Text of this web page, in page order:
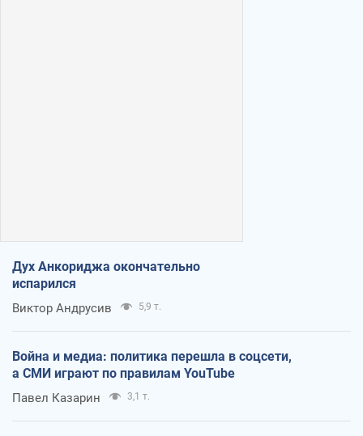
Дух Анкориджа окончательно
испарился
Виктор Андрусив 5,9 т.
Война и медиа: политика перешла в соцсети,
а СМИ играют по правилам YouTube
Павел Казарин 3,1 т.